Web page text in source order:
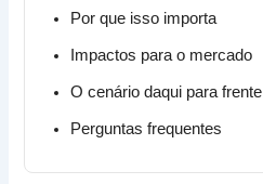
Por que isso importa
Impactos para o mercado
O cenário daqui para frente
Perguntas frequentes